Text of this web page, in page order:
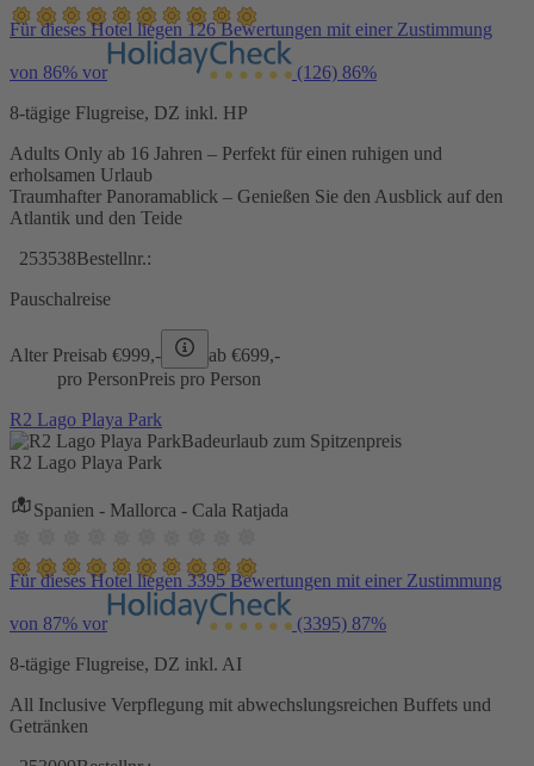
Für dieses Hotel liegen 126 Bewertungen mit einer Zustimmung
von 86% vor (126) 86%
8-tägige Flugreise, DZ inkl. HP
Adults Only ab 16 Jahren – Perfekt für einen ruhigen und
erholsamen Urlaub
Traumhafter Panoramablick – Genießen Sie den Ausblick auf den
Atlantik und den Teide
253538Bestellnr.:
Pauschalreise
Alter Preisab €999,- ab €699,-
pro PersonPreis pro Person
R2 Lago Playa Park
Badeurlaub zum Spitzenpreis
R2 Lago Playa Park
Spanien - Mallorca - Cala Ratjada
Für dieses Hotel liegen 3395 Bewertungen mit einer Zustimmung
von 87% vor (3395) 87%
8-tägige Flugreise, DZ inkl. AI
All Inclusive Verpflegung mit abwechslungsreichen Buffets und
Getränken